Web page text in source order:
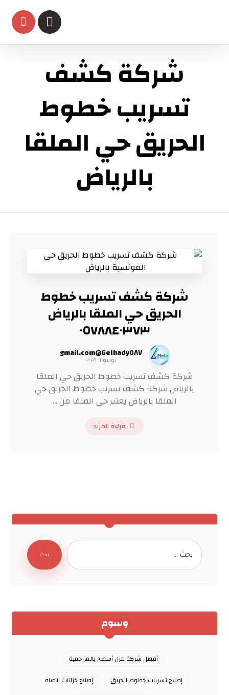
شركة كشف
تسريب خطوط
الحريق حي الملقا
بالرياض
شركة كشف تسريب خطوط
الحريق حي الملقا بالرياض
٠٥٧٨٨٤٠٣٧٣
Gelhady٥٨٧@gmail.com
يونيو ١, ٢٠٢٦
شركة كشف تسريب خطوط الحريق حي الملقا
بالرياض شركة كشف تسريب خطوط الحريق حي
الملقا بالرياض يعتبر حي الملقا من ...
قراءة المزيد
بحث
وسوم
أفضل شركة عزل أسطح بالمزاحمية
إصلاح تسربات خطوط الحريق
إصلاح خزانات المياه